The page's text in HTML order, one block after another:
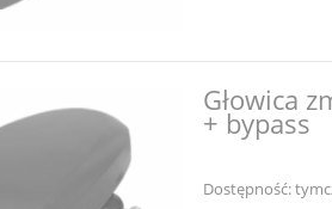
Głowica
+ bypass
Dostępność: